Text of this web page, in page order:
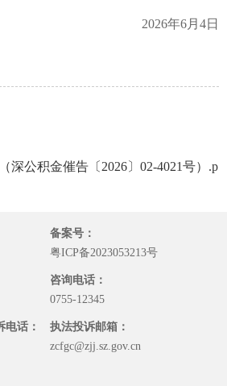
2026年6月4日
深公积金催告〔2026〕02-4021号）.p
备案号：
粤ICP备2023053213号
咨询电话：
0755-12345
电话：
执法投诉邮箱：
zcfgc@zjj.sz.gov.cn